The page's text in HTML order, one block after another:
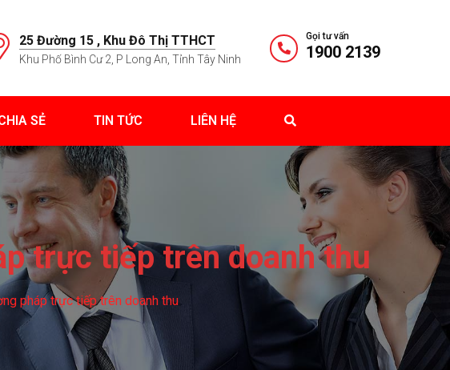
25 Đường 15 , Khu Đô Thị TTHCT
Khu Phố Bình Cư 2, P Long An, Tỉnh Tây Ninh
Gọi tư vấn
1900 2139
SẺ TIN TỨC LIÊN HỆ
trực tiếp trên doanh thu
pháp trực tiếp trên doanh thu